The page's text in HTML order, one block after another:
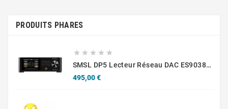
PRODUITS PHARES
    
SMSL DP5 Lecteur Réseau DAC ES9038Pro Symétrique AES/EBU HDMI I2S MQA
495,00 €Prix